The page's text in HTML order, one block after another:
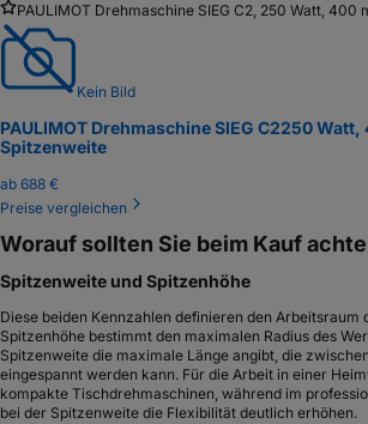
PAULIMOT Drehmaschine SIEG C2, 250 Watt, 400
Kein Bild
PAULIMOT Drehmaschine SIEG C2250 Watt,
Spitzenweite
ab 688 €
Preise vergleichen
Worauf sollten Sie beim Kauf
Spitzenweite und Spitzenhöhe
Diese beiden Kennzahlen definieren den Arbeitsraum
Spitzenhöhe bestimmt den maximalen Radius des
Spitzenweite die maximale Länge angibt, die
eingespannt werden kann. Für die Arbeit in einer
kompakte Tischdrehmaschinen, während im
bei der Spitzenweite die Flexibilität deutlich erhöhen.